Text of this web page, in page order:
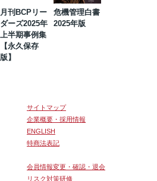
月刊BCPリー
ダーズ2025年
上半期事例集
【永久保存
版】
危機管理白書
2025年版
サイトマップ
企業概要・採用情報
ENGLISH
特商法表記
会員情報変更・確認・退会
リスク対策研修